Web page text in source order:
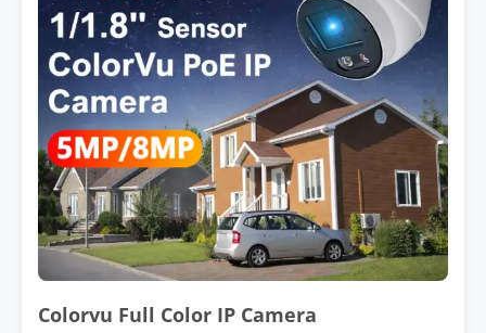
Colorvu Full Color IP Camera